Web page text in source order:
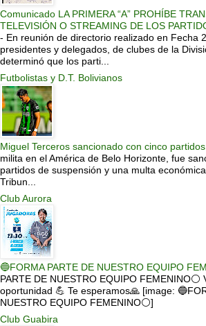
Comunicado LA PRIMERA “A” PROHÍBE
TELEVISIÓN O STREAMING DE LOS
- En reunión de directorio realizado en Fecha
presidentes y delegados, de clubes de la
determinó que los parti...
Futbolistas y D.T. Bolivianos
Miguel Terceros sancionado con cinco partidos
milita en el América de Belo Horizonte, fue
partidos de suspensión y una multa
Tribun...
Club Aurora
🔵FORMA PARTE DE NUESTRO EQUIPO
PARTE DE NUESTRO EQUIPO FEMENINO⚪
oportunidad 💪 Te esperamos🙏 [image:
NUESTRO EQUIPO FEMENINO⚪]
Club Guabira